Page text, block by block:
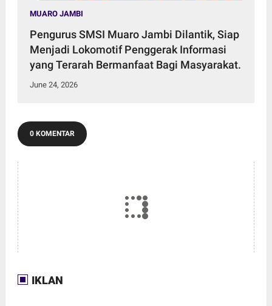
MUARO JAMBI
Pengurus SMSI Muaro Jambi Dilantik, Siap
Menjadi Lokomotif Penggerak Informasi
yang Terarah Bermanfaat Bagi Masyarakat.
June 24, 2026
0 KOMENTAR
IKLAN